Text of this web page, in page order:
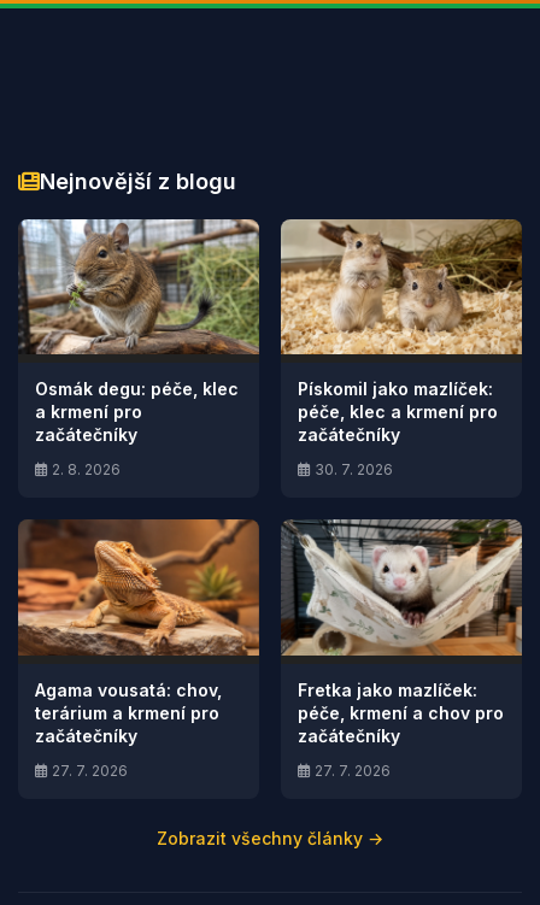
Nejnovější z blogu
Osmák degu: péče, klec
a krmení pro
začátečníky
2. 8. 2026
Pískomil jako mazlíček:
péče, klec a krmení pro
začátečníky
30. 7. 2026
Agama vousatá: chov,
terárium a krmení pro
začátečníky
27. 7. 2026
Fretka jako mazlíček:
péče, krmení a chov pro
začátečníky
27. 7. 2026
Zobrazit všechny články →